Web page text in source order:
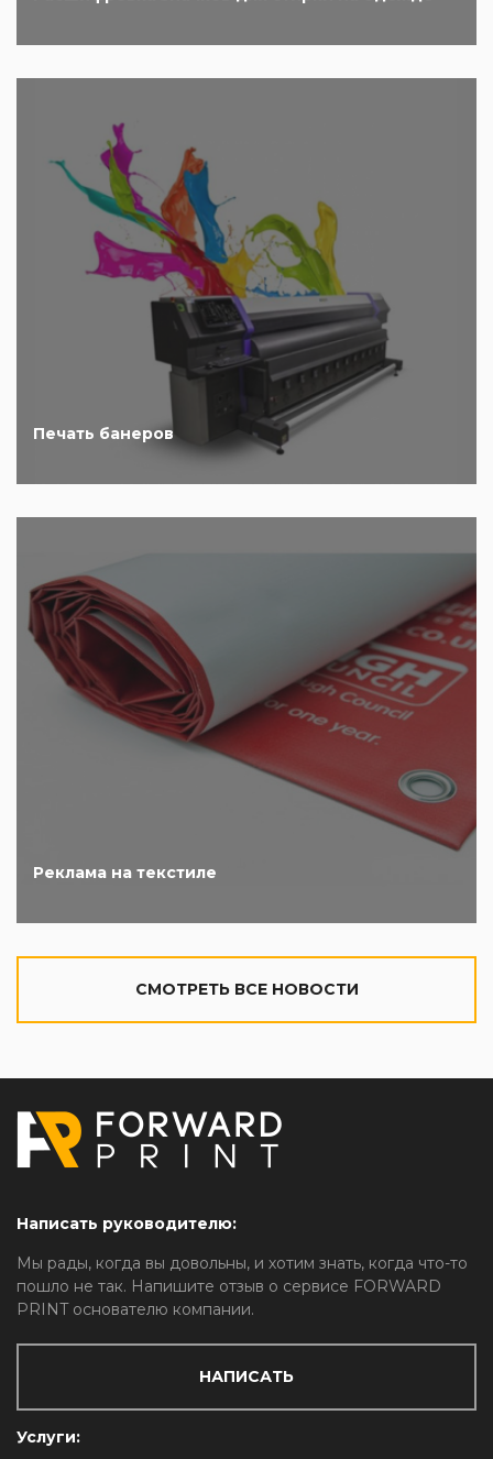
Печать банеров
Реклама на текстиле
CМОТРЕТЬ ВСЕ НОВОСТИ
Написать руководителю:
Мы рады, когда вы довольны, и хотим знать, когда что-то
пошло не так. Напишите отзыв о сервисе FORWARD
PRINT основателю компании.
НАПИСАТЬ
Услуги: